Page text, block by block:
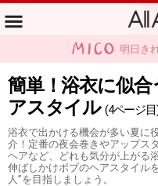
明日き
簡単！浴衣に似
アスタイル (4ページ目
浴衣で出かける機会が多い夏に
介！定番の夜会巻きやアップス
ヘアなど、どれも気分が上がる
伸ばしかけボブのヘアスタイル
人”を目指しましょう。